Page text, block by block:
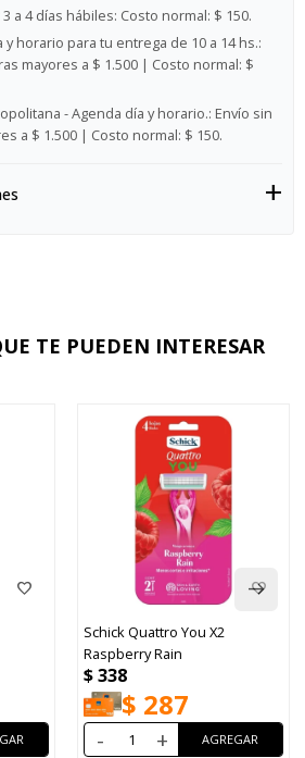
a 4 días hábiles: Costo normal: $ 150.
horario para tu entrega de 10 a 14 hs.:
mayores a $ 1.500 | Costo normal: $
- Agenda día y horario.: Envío sin
a $ 1.500 | Costo normal: $ 150.
TE PUEDEN INTERESAR
Schick Quattro You X2
Raspberry Rain
$338
$ 287
- +